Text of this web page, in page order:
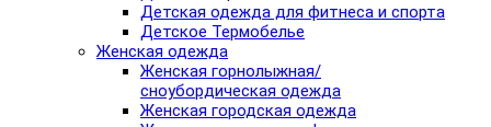
Детская одежда для фитнеса и спорта
Детское Термобелье
Женская одежда
Женская горнолыжная/
сноубордическая одежда
Женская городская одежда